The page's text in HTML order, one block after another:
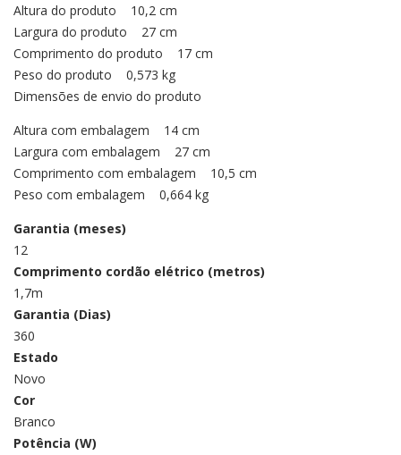
Altura do produto 10,2 cm
Largura do produto 27 cm
Comprimento do produto 17 cm
Peso do produto 0,573 kg
Dimensões de envio do produto
Altura com embalagem 14 cm
Largura com embalagem 27 cm
Comprimento com embalagem 10,5 cm
Peso com embalagem 0,664 kg
Garantia (meses)
12
Comprimento cordão elétrico (metros)
1,7m
Garantia (Dias)
360
Estado
Novo
Cor
Branco
Potência (W)